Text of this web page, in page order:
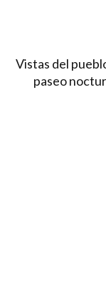
Vistas del
paseo